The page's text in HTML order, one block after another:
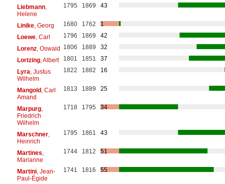
Liebmann,
Helene
1795 1869 43
Linike, Georg 1680 1762
1
Loewe, Carl 1796 1869
42
Lorenz, Oswald 1806 1889
32
Lortzing, Albert 1801 1851
37
Lyra , Justus
Wilhelm
1822 1882 16
Mangold, Carl
Amand
1813 1889 25
Marpurg,
Friedrich
Wilhelm
1718 1795 34
Marschner,
Heinrich
1795 1861 43
Martines
Marianne
1744 1812 51
Martini, Jean-
Paul-Égide
1741 1816 55